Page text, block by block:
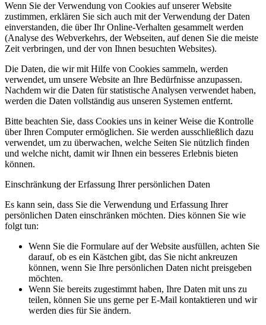
Wenn Sie der Verwendung von Cookies auf unserer Website
zustimmen, erklären Sie sich auch mit der Verwendung der Daten
einverstanden, die über Ihr Online-Verhalten gesammelt werden
(Analyse des Webverkehrs, der Webseiten, auf denen Sie die meiste
Zeit verbringen, und der von Ihnen besuchten Websites).
Die Daten, die wir mit Hilfe von Cookies sammeln, werden
verwendet, um unsere Website an Ihre Bedürfnisse anzupassen.
Nachdem wir die Daten für statistische Analysen verwendet haben,
werden die Daten vollständig aus unseren Systemen entfernt.
Bitte beachten Sie, dass Cookies uns in keiner Weise die Kontrolle
über Ihren Computer ermöglichen. Sie werden ausschließlich dazu
verwendet, um zu überwachen, welche Seiten Sie nützlich finden
und welche nicht, damit wir Ihnen ein besseres Erlebnis bieten
können.
Einschränkung der Erfassung Ihrer persönlichen Daten
Es kann sein, dass Sie die Verwendung und Erfassung Ihrer
persönlichen Daten einschränken möchten. Dies können Sie wie
folgt tun:
Wenn Sie die Formulare auf der Website ausfüllen, achten Sie
darauf, ob es ein Kästchen gibt, das Sie nicht ankreuzen
können, wenn Sie Ihre persönlichen Daten nicht preisgeben
möchten.
Wenn Sie bereits zugestimmt haben, Ihre Daten mit uns zu
teilen, können Sie uns gerne per E-Mail kontaktieren und wir
werden dies für Sie ändern.